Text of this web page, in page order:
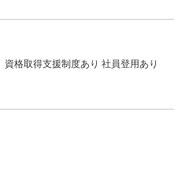
格取得支援制度あり 社員登用あり